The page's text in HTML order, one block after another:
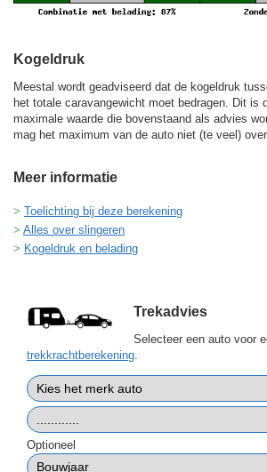
Kogeldruk
Meestal wordt geadviseerd dat de kogeldruk
het totale caravangewicht moet bedragen. Dit is
maximale waarde die bovenstaand als advies
mag het maximum van de auto niet (te veel)
Meer informatie
Toelichting bij deze berekening
Alles over slingeren
Kogeldruk en belading
Trekadvies
Selecteer een auto voor
trekkrachtberekening
Optioneel